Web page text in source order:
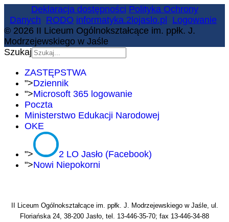
Deklaracja dostępności Polityka Ochrony
Danych RODO informatyka.2lojaslo.pl
Logowanie
© 2026 II Liceum Ogólnokształcące im. ppłk. J.
Modrzejewskiego w Jaśle
Szukaj
ZASTĘPSTWA
">Dziennik
">Microsoft 365 logowanie
Poczta
Ministerstwo Edukacji Narodowej
OKE
">
2 LO Jasło (Facebook)
">Nowi Niepokorni
II Liceum Ogólnokształcące im. ppłk. J. Modrzejewskiego w Jaśle, ul.
Floriańska 24, 38-200 Jasło, tel. 13-446-35-70; fax 13-446-34-88